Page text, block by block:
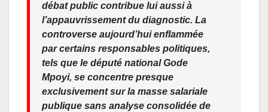
débat public contribue lui aussi à
l’appauvrissement du diagnostic. La
controverse aujourd’hui enflammée
par certains responsables politiques,
tels que le député national Gode
Mpoyi, se concentre presque
exclusivement sur la masse salariale
publique sans analyse consolidée de